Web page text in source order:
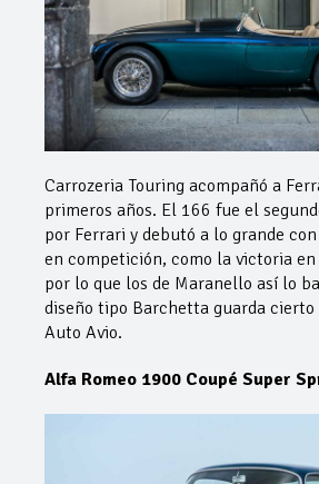
Carrozeria Touring acompañó a
primeros años. El 166 fue el
por Ferrari y debutó a lo grande
en competición, como la victoria
por lo que los de Maranello así lo
diseño tipo Barchetta guarda
Auto Avio.
Alfa Romeo 1900 Coupé Super